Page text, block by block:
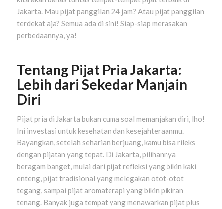
Jakarta. Mau pijat panggilan 24 jam? Atau pijat panggilan
terdekat aja? Semua ada di sini! Siap-siap merasakan
perbedaannya, ya!
Tentang Pijat Pria Jakarta:
Lebih dari Sekedar Manjain
Diri
Pijat pria di Jakarta bukan cuma soal memanjakan diri, lho!
Ini investasi untuk kesehatan dan kesejahteraanmu.
Bayangkan, setelah seharian berjuang, kamu bisa rileks
dengan pijatan yang tepat. Di Jakarta, pilihannya
beragam banget, mulai dari pijat refleksi yang bikin kaki
enteng, pijat tradisional yang melegakan otot-otot
tegang, sampai pijat aromaterapi yang bikin pikiran
tenang. Banyak juga tempat yang menawarkan pijat plus